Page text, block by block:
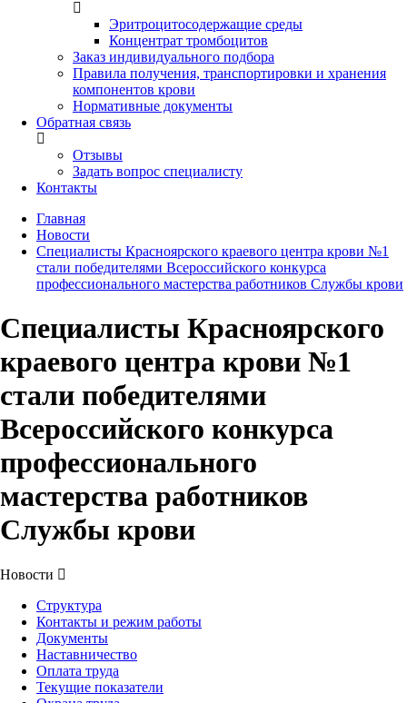
Эритроцитосодержащие среды
Концентрат тромбоцитов
Заказ индивидуального подбора
Правила получения, транспортировки и хранения
компонентов крови
Нормативные документы
Обратная связь
Отзывы
Задать вопрос специалисту
Контакты
Главная
Новости
Специалисты Красноярского краевого центра крови №1
стали победителями Всероссийского конкурса
профессионального мастерства работников Службы крови
Специалисты Красноярского
краевого центра крови №1
стали победителями
Всероссийского конкурса
профессионального
мастерства работников
Службы крови
Новости
Структура
Контакты и режим работы
Документы
Наставничество
Оплата труда
Текущие показатели